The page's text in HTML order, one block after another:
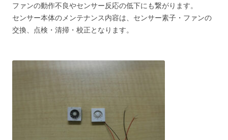
ファンの動作不良やセンサー反応の低下にも繋がります。
センサー本体のメンテナンス内容は、センサー素子・ファンの
交換、点検・清掃・校正となります。